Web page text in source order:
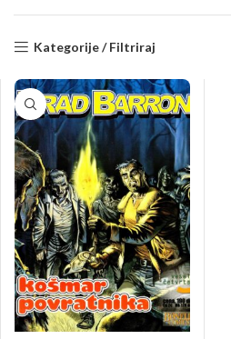
Kategorije / Filtriraj